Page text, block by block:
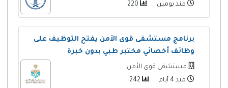
منذ يومين
برنامج مستشفى قوى الأمن يفتح التوظيف على
وظائف أخصائي مختبر طبي بدون خبرة
مستشفى قوى الأمن
منذ 4 أيام